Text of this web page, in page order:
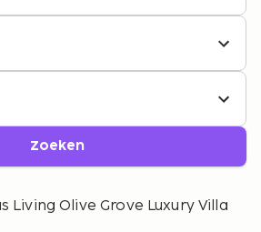
Zoeken
Living Olive Grove Luxury Villa